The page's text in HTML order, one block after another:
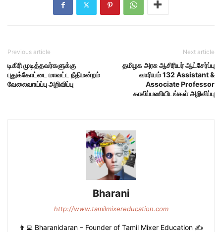
Previous article
டிகிரி முடித்தவர்களுக்கு
புதுக்கோட்டை மாவட்ட நீதிமன்றம்
வேலைவாய்ப்பு அறிவிப்பு
Next article
தமிழக அரசு ஆசிரியர் ஆட்சேர்ப்பு
வாரியம் 132 Assistant &
Associate Professor
காலிப்பணியிடங்கள் அறிவிப்பு
Bharani
http://www.tamilmixereducation.com
👨‍💻 Bharanidaran – Founder of Tamil Mixer Education ✍️